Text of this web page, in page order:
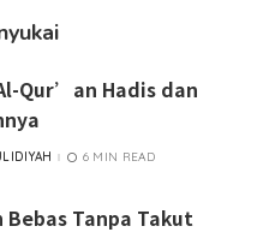
Qur’an Hadis dan
6 MIN READ
Bebas Tanpa Takut